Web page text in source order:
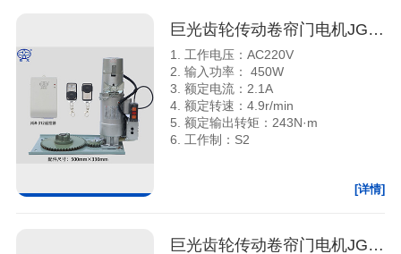
巨光齿轮传动卷帘门电机JG-350A
1. 工作电压：AC220V
2. 输入功率： 450W
3. 额定电流：2.1A
4. 额定转速：4.9r/min
5. 额定输出转矩：243N·m
6. 工作制：S2
[详情]
巨光齿轮传动卷帘门电机JG-500A